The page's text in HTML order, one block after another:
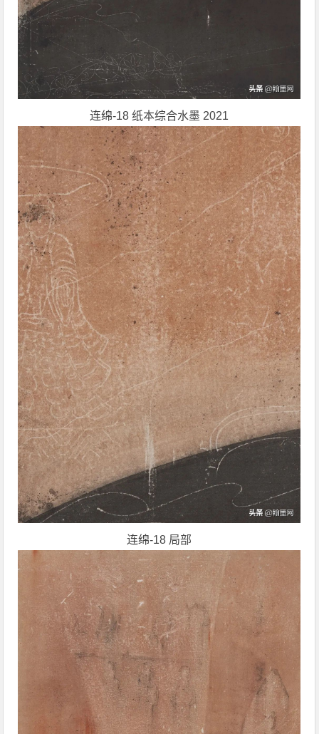
连绵-18 纸本综合水墨 2021
连绵-18 局部